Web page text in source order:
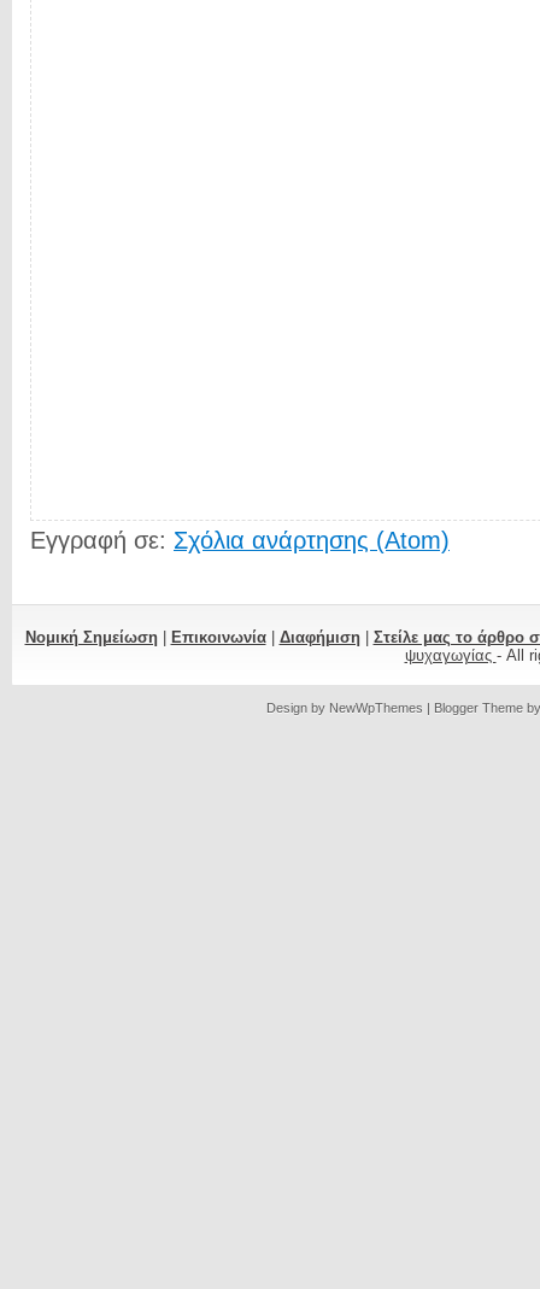
Εγγραφή σε: Σχόλια ανάρτησης (Atom)
Νομική Σημείωση| Επικοινωνία| Διαφήμιση| Στείλε μας το άρθρο
ψυχαγωγίας - All
Design by NewWpThemes | Blogger Theme